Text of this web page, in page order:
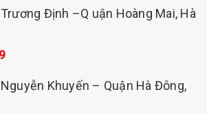
giặt ghế sofa
DỊCH VỤ GIẶT GHẾ SOFA TẠI QUẬN
Định –Q uận Hoàng Mai, Hà
Khuyến – Quận Hà Đông,